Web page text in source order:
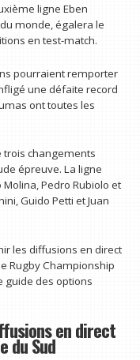
ligne Eben
monde, égalera le
en test-match.
pourraient remporter
une défaite record
ont toutes les
trois changements
épreuve. La ligne
Pedro Rubiolo et
Guido Petti et Juan
les diffusions en direct
Rugby Championship
guide des options
en direct
du Sud